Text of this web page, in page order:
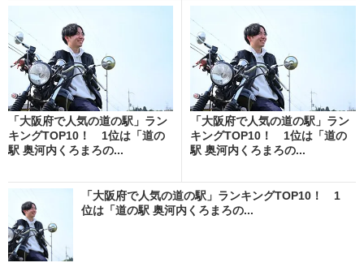
「大阪府で人気の道の駅」ラン
キングTOP10！ 1位は「道の
駅 奥河内くろまろの...
「大阪府で人気の道の駅」ラン
キングTOP10！ 1位は「道の
駅 奥河内くろまろの...
「大阪府で人気の道の駅」ランキングTOP10！ 1
位は「道の駅 奥河内くろまろの...